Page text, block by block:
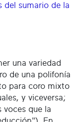
del sumario de la
una variedad
de una polifonía
para coro mixto
y viceversa;
voces que la